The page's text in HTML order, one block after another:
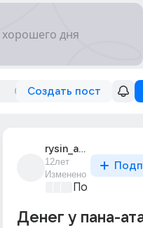
Создать пост
rysin_andrei
12лет
Изменено
Денег у пана-